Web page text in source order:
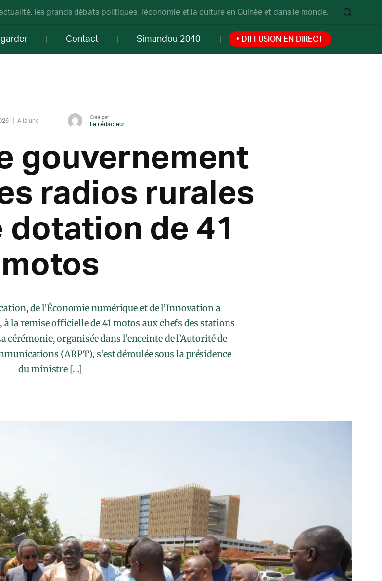
les grands débats politiques, l'économie et la culture en Guinée et dans le monde.
Contact Simandou 2040 • DIFFUSION EN DIRECT
A la une
Créé par
Le rédacteur
gouvernement
radios rurales
dotation de 41
motos
de l’Économie numérique et de l’Innovation a
à la remise officielle de 41 motos aux chefs des stations
cérémonie, organisée dans l’enceinte de l’Autorité de
(ARPT), s’est déroulée sous la présidence
du ministre […]